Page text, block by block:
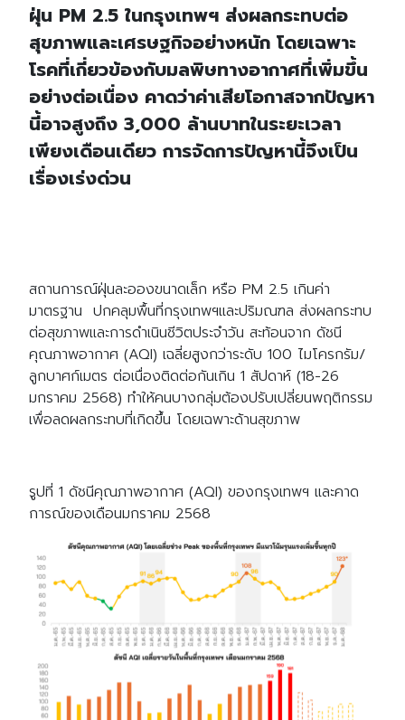
ฝุ่น PM 2.5 ในกรุงเทพฯ ส่งผลกระทบต่อ
สุขภาพและเศรษฐกิจอย่างหนัก โดยเฉพาะ
โรคที่เกี่ยวข้องกับมลพิษทางอากาศที่เพิ่มขึ้น
อย่างต่อเนื่อง คาดว่าค่าเสียโอกาสจากปัญหา
นี้อาจสูงถึง 3,000 ล้านบาทในระยะเวลา
เพียงเดือนเดียว การจัดการปัญหานี้จึงเป็น
เรื่องเร่งด่วน
สถานการณ์ฝุ่นละอองขนาดเล็ก หรือ PM 2.5 เกินค่า
มาตรฐาน ปกคลุมพื้นที่กรุงเทพฯและปริมณฑล ส่งผลกระทบ
ต่อสุขภาพและการดำเนินชีวิตประจำวัน สะท้อนจาก ดัชนี
คุณภาพอากาศ (AQI) เฉลี่ยสูงกว่าระดับ 100 ไมโครกรัม/
ลูกบาศก์เมตร ต่อเนื่องติดต่อกันเกิน 1 สัปดาห์ (18-26
มกราคม 2568) ทำให้คนบางกลุ่มต้องปรับเปลี่ยนพฤติกรรม
เพื่อลดผลกระทบที่เกิดขึ้น โดยเฉพาะด้านสุขภาพ
รูปที่ 1 ดัชนีคุณภาพอากาศ (AQI) ของกรุงเทพฯ และคาด
การณ์ของเดือนมกราคม 2568